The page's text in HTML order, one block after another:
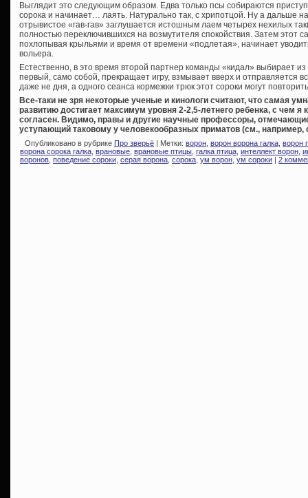
Выглядит это следующим образом. Едва только псы собираются
сорока и начинает… лаять. Натурально так, с хрипотцой. Ну а дальше
отрывистое «гав-гав» заглушается истошным лаем четырех нехилых
полностью переключившихся на возмутителя спокойствия. Затем этот
похлопывая крыльями и время от времени «подлетая», начинает
вольера.
Естественно, в это время второй партнер команды «кидал» выбирает из
первый, само собой, прекращает игру, взмывает вверх и отправляется
даже не дня, а одного сеанса кормежки трюк этот сороки могут
Все-таки не зря некоторые ученые и кинологи считают, что самая
развитию достигает максимум уровня 2-2,5-летнего ребенка, с чем
согласен. Видимо, правы и другие научные профессоры,
уступающий таковому у человекообразных приматов (см., например,
Опубликовано в рубрике Про зверьё | Метки: ворон ворон ворона галка ворон
ворона сорока галка врановые врановые птицы галка птица интеллект ворон
воронов поведение сороки серая ворона сорока ум ворон ум сороки 2